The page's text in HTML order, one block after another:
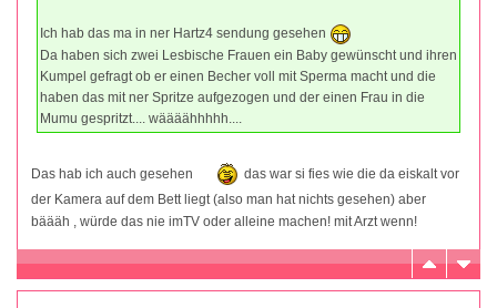
Ich hab das ma in ner Hartz4 sendung gesehen
Da haben sich zwei Lesbische Frauen ein Baby gewünscht und ihren
Kumpel gefragt ob er einen Becher voll mit Sperma macht und die
haben das mit ner Spritze aufgezogen und der einen Frau in die
Mumu gespritzt.... wäääähhhhh....
Das hab ich auch gesehen
das war si fies wie die da eiskalt vor
der Kamera auf dem Bett liegt (also man hat nichts gesehen) aber
bäääh , würde das nie imTV oder alleine machen! mit Arzt wenn!